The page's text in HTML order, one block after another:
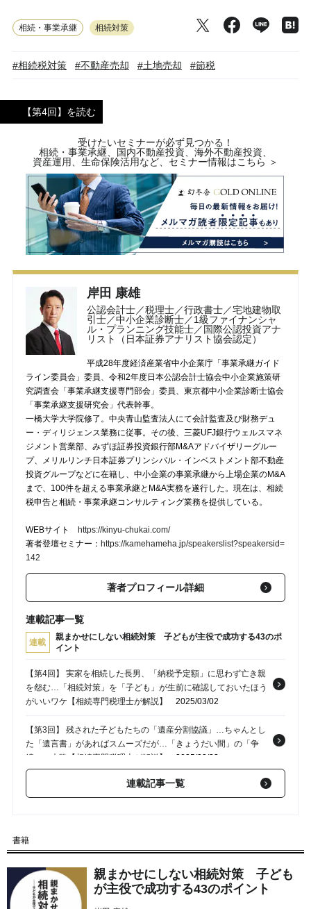
相続・事業承継 相続対策
#相続税対策 #不動産売却 #土地売却 #節税
【第4回】を読む
受けたいセミナーが必ず見つかる！
相続・事業承継、国内不動産投資、海外不動産投資、
資産運用、生命保険活用など、セミナー情報はこちら ＞
岸田 康雄
公認会計士／税理士／行政書士／宅地建物取
引士／中小企業診断士／1級ファイナンシャ
ル・プランニング技能士／国際公認投資アナ
リスト（日本証券アナリスト協会認定）
平成28年度経済産業省中小企業庁「事業承継ガイド
ライン委員会」委員、令和2年度日本公認会計士協会中小企業施策研
究調査会「事業承継支援専門部会」委員、東京都中小企業診断士協会
「事業承継支援研究会」代表幹事。
一橋大学大学院修了。中央青山監査法人にて会計監査及び財務デュ
ー・ディリジェンス業務に従事。その後、三菱UFJ銀行ウェルスマネ
ジメント営業部、みずほ証券投資銀行部M&Aアドバイザリーグルー
プ、メリルリンチ日本証券プリンシパル・インベストメント部不動産
投資グループなどに在籍し、中小企業の事業承継から上場企業のM&A
まで、100件を超える事業承継とM&A実務を遂行した。現在は、相続
税申告と相続・事業承継コンサルティング業務を提供している。
WEBサイト
https://kinyu-chukai.com/
著者登壇セミナー： https://kamehameha.jp/speakerslist?speakersid=
142
著者プロフィール詳細
連載記事一覧
連載
親まかせにしない相続対策 子どもが主役で成功する43のポ
イント
【第4回】 実家を相続した長男、「納税予定額」に思わず亡き親
を怨む…「相続対策」を「子ども」が生前に確認しておいたほう
がいいワケ【相続専門税理士が解説】
2025/03/02
【第3回】 残された子どもたちの「遺産分割協議」…ちゃんとし
た「遺言書」があればスムーズだが…「きょうだい間」の「争
続」の末路【相続専門税理士が解説】
2025/02/23
【第2回】 せっかく書いてあっても「争続」に…遺されるからこ
そ知っておきたい「遺言書」の基礎知識【相続専門税理士が解
【第1回】 相続は「子ども」が主役…親亡き後、立ちふさがる
「4つのハードル」2025/02/09
連載記事一覧
書籍
親まかせにしない相続対策 子ども
が主役で成功する43のポイント